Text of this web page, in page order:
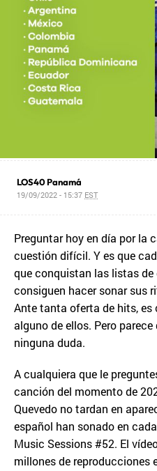
LOS40 Panamá
19/09/2022 - 15:37 EST
Preguntar hoy en día por la
cuestión difícil. Y es que
que conquistan las listas
consiguen hacer sonar sus
Ante tanta oferta de hits,
alguno de ellos. Pero
ninguna duda.
A cualquiera que le
canción del momento de
Quevedo no tardan en
español han sonado en
Music Sessions #52. El
millones de reproducciones